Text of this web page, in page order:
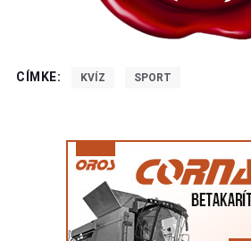
CÍMKE: KVÍZ SPORT